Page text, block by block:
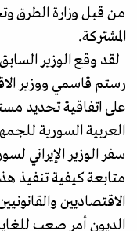
من قبل وزارة الطرق
المشتركة.
-لقد وقع الوزير
رستم قاسمي ووزير
على اتفاقية تحديد
العربية السورية
متابعة كيفية تنفيذ
الاقتصاديين
الديون أمر صعب